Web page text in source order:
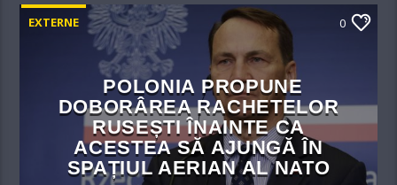
EXTERNE 0
POLONIA PROPUNE
DOBORÂREA RACHETELOR
RUSEȘTI ÎNAINTE CA
ACESTEA SĂ AJUNGĂ ÎN
SPAȚIUL AERIAN AL NATO